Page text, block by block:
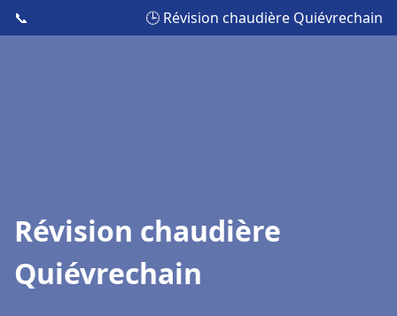
📞 🕒 Révision chaudière Quiévrechain
Révision chaudière
Quiévrechain